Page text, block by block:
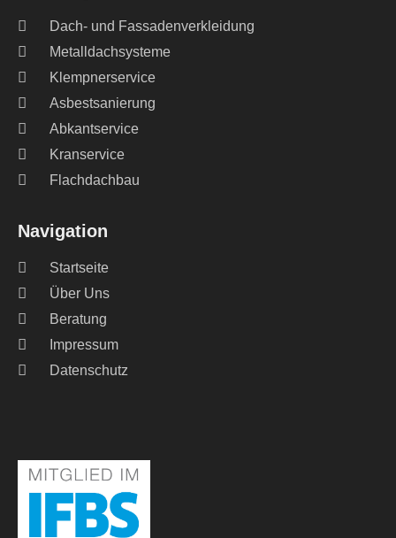
Navigation
Startseite
Über Uns
Beratung
Impressum
Datenschutz
Dach- und Fassadenverkleidung
Metalldachsysteme
Klempnerservice
Asbestsanierung
Abkantservice
Kranservice
Flachdachbau